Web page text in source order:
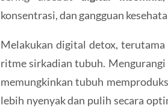
konsentrasi, dan gangguan
Melakukan digital detox,
ritme sirkadian tubuh.
memungkinkan tubuh
lebih nyenyak dan pulih secara